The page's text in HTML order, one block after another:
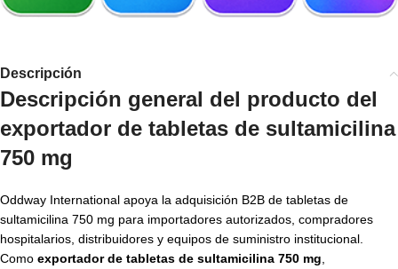
Descripción
Descripción general del producto del
exportador de tabletas de sultamicilina
750 mg
Oddway International apoya la adquisición B2B de tabletas de
sultamicilina 750 mg para importadores autorizados, compradores
hospitalarios, distribuidores y equipos de suministro institucional.
Como exportador de tabletas de sultamicilina 750 mg